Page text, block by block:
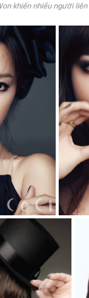
khiến nhiều người